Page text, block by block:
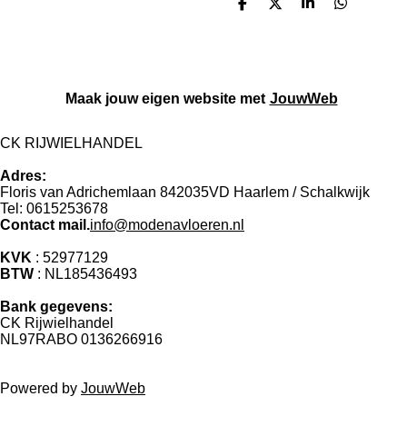
D
D
S
D
Maak jouw eigen website met JouwWeb
CK RIJWIELHANDEL
Adres:
Floris van Adrichemlaan 842035VD Haarlem / Schalkwijk
Tel: 0615253678
Contact mail.info@modenavloeren.nl
KVK : 52977129
BTW : NL185436493
Bank gegevens:
CK Rijwielhandel
NL97RABO 0136266916
Powered by JouwWeb